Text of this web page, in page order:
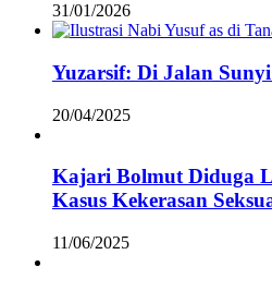
31/01/2026
Yuzarsif: Di Jalan
20/04/2025
Kajari Bolmut Diduga
Kasus Kekerasan
11/06/2025